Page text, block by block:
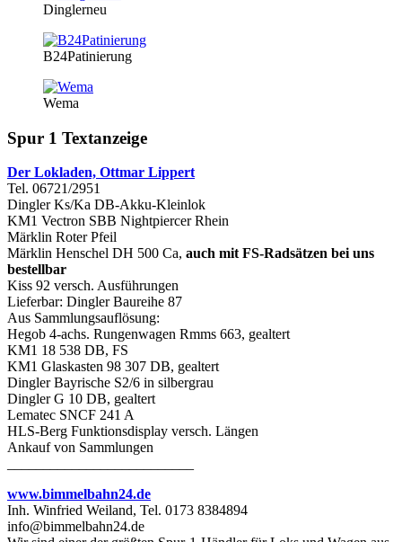
Dinglerneu
B24Patinierung
Wema
Spur 1 Textanzeige
Der Lokladen, Ottmar Lippert
Tel. 06721/2951
Dingler Ks/Ka DB-Akku-Kleinlok
KM1 Vectron SBB Nightpiercer Rhein
Märklin Roter Pfeil
Märklin Henschel DH 500 Ca, auch mit FS-Radsätzen bei uns
bestellbar
Kiss 92 versch. Ausführungen
Lieferbar: Dingler Baureihe 87
Aus Sammlungsauflösung:
Hegob 4-achs. Rungenwagen Rmms 663, gealtert
KM1 18 538 DB, FS
KM1 Glaskasten 98 307 DB, gealtert
Dingler Bayrische S2/6 in silbergrau
Dingler G 10 DB, gealtert
Lematec SNCF 241 A
HLS-Berg Funktionsdisplay versch. Längen
Ankauf von Sammlungen
www.bimmelbahn24.de
Inh. Winfried Weiland, Tel. 0173 8384894
info@bimmelbahn24.de